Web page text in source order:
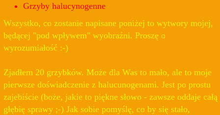
Grzyby halucynogenne
Wszystko, co zostanie napisane poniżej to wytwory mojej,
będącej "pod wpływem" wyobraźni. Proszę o
wyrozumiałość :-)
Zjadłem 20 grzybków. Może dla Was to mało, ale to moje
pierwsze doświadczenie z halucunogenami. Jest po prostu
zajebiście (boże, jakie to piękne słowo - zawsze oddaje całą
głębię sprawy ;-) Jak sobie pomyślę, co by się stało,